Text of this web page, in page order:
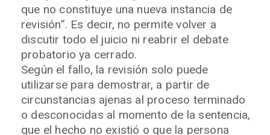
que no constituye una nueva instancia de
revisión”. Es decir, no permite volver a
discutir todo el juicio ni reabrir el debate
probatorio ya cerrado.
Según el fallo, la revisión solo puede
utilizarse para demostrar, a partir de
circunstancias ajenas al proceso terminado
o desconocidas al momento de la sentencia,
que el hecho no existió o que la persona